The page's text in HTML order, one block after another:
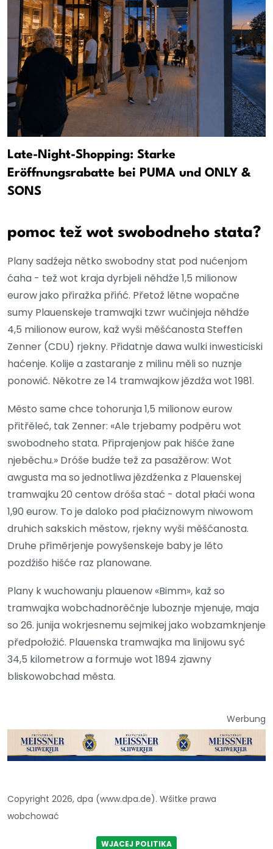
Late-Night-Shopping: Starke
Eröffnungsrabatte bei PUMA und ONLY &
SONS
pomoc tež wot swobodneho stata?
Plany sadźeja nětko swobodny stat pod nućenjom
ćaha - tež wot kraja dyrbjeli něhdźe 1,5 milionow
eurow jako přiražka přińć. Přetož lětne wopačne
sumy Plauenskeje tramwajki tzwr wučinjeja něhdźe
4,5 milionow eurow, kaž wyši měšćanosta Steffen
Zenner (CDU) rjekny. Přidatnje dawa wulki inwesticiski
haćenje. Kolije a zastaranje z milinu měli so nuznje
ponowić. Někotre ze 14 tramwajkow jězdźa wot 1981.
Město same chce tohorunja 1,5 milionow eurow
přitřěleć, tak Zenner: «Ale trjebamy podpěru wot
swobodneho stata. Připrajenjow pak hišće žane
njeběchu.» Dróše budźe tež za pasažěrow: Wot
awgusta ma so jednotliwa jězdźenka z Plauenskej
tramwajku 20 centow dróša stać - dotal płaći wona
1,90 eurow. To je daloko pod płaćiznowym niwowom
druhich sakskich městow, rjekny wyši měšćanosta.
Druhe přiměrjenje powyšenskeje baby je lěto
pozdźišo hišće raz planowane.
Plany k wuchowanju plauenow «Bimm», kaž so
tramwajka wobchadnorěčnje luboznje mjenuje, maja
so 26. junija wokrjesnemu sejmikej jako wobzamknjenje
předpołožić. Plauenska tramwajka ma linijowu syć
34,5 kilometrow a formuje wot 1894 zjawny
bliskowobchad města.
Werbung
Copyright 2026, dpa (www.dpa.de). Wšitke prawa
wobchować
WJACEJ POLITIKA